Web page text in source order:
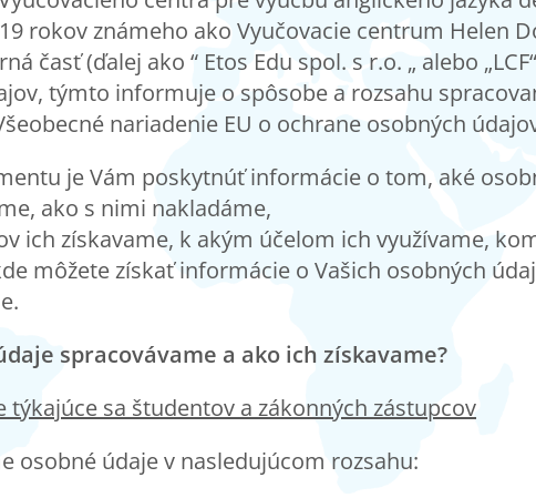
rokov známeho ako Vyučovacie centrum Helen
časť (ďalej ako “ Etos Edu spol. s r.o. „ alebo
týmto informuje o spôsobe a rozsahu
nariadenie EU o ochrane osobných
je Vám poskytnúť informácie o tom, aké
ako s nimi nakladáme,
ich získavame, k akým účelom ich využívame,
môžete získať informácie o Vašich osobných
spracovávame a ako ich získavame?
týkajúce sa študentov a zákonných zástupcov
osobné údaje v nasledujúcom rozsahu: